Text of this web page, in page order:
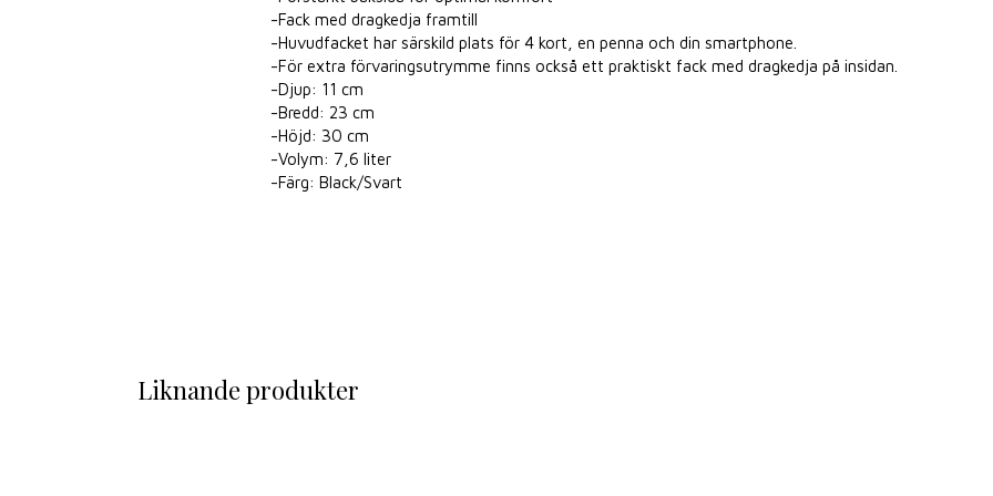
-Fack med dragkedja framtill
-Huvudfacket har särskild plats för 4 kort, en penna och din smartphone.
-För extra förvaringsutrymme finns också ett praktiskt fack med dragkedja på insidan.
-Djup: 11 cm
-Bredd: 23 cm
-Höjd: 30 cm
-Volym: 7,6 liter
-Färg: Black/Svart
Liknande produkter